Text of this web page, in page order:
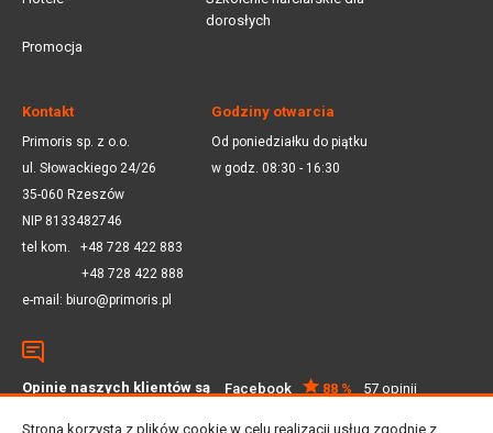
dorosłych
Promocja
Kontakt
Primoris sp. z o.o.
ul. Słowackiego 24/26
35-060 Rzeszów
NIP 8133482746
tel kom. +48 728 422 883
+48 728 422 888
e-mail: biuro@primoris.pl
Godziny otwarcia
Od poniedziałku do piątku
w godz. 08:30 - 16:30
Opinie naszych klientów są
Facebook 88 %
57 opinii
Strona korzysta z plików cookie w celu realizacji usług zgodnie z